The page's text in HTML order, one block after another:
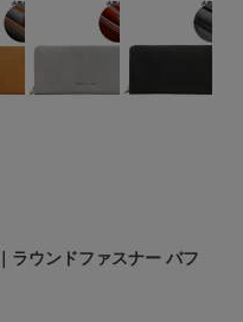
ラウンドファスナー バフ